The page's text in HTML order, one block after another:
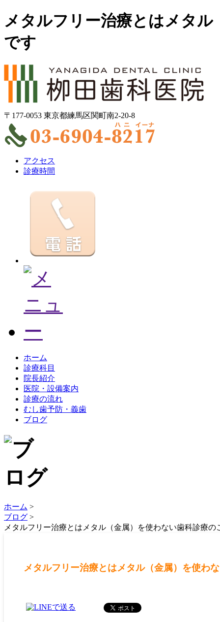
メタルフリー治療とはメタ
です
〒177-0053 東京都練馬区関町南2-20-8
アクセス
診療時間
ホーム
診療科目
院長紹介
医院・設備案内
診療の流れ
むし歯予防・義歯
ブログ
ホーム >
ブログ >
メタルフリー治療とはメタル（金属）を使わない歯科診療の
メタルフリー治療とはメタル（金属）を使わ